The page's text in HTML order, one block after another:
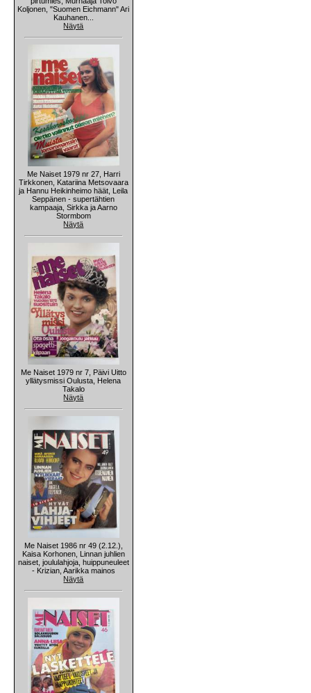
Koljonen, "Suomen Eichmann" Ari
Kauhanen...
Näytä
Me Naiset 1979 nr 27, Harri
Tirkkonen, Katariina Metsovaara
ja Hannu Heikinheimo häät, Leila
Seppänen - supertähtien
kampaaja, Sirkka ja Aarno
Stormbom
Näytä
Me Naiset 1979 nr 7, Päivi Uitto
yllätysmissi Oulusta, Helena
Takalo
Näytä
Me Naiset 1986 nr 49 (2.12.),
Kaisa Korhonen, Linnan juhlien
naiset, joululahjoja, huippuneuleet
- Krizian, Aarikka mainos
Näytä